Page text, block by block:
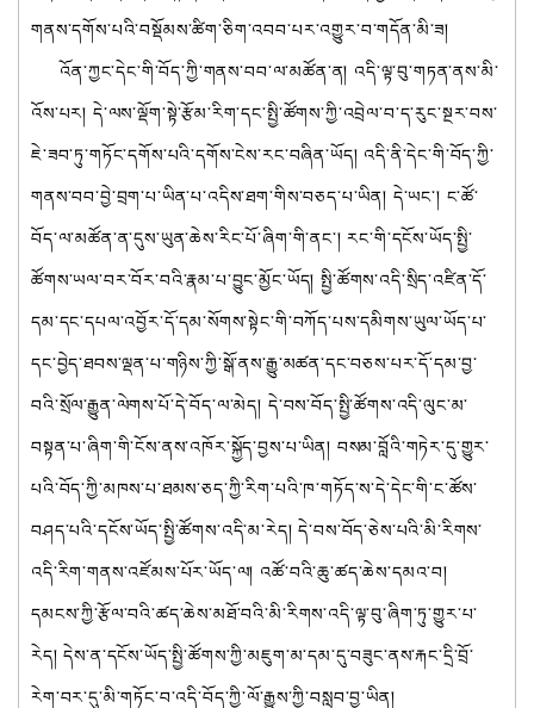
གནས་དགོས་པའི་བསྡོམས་ཚིག་ཅིག་འབབ་པར་འགྱུར་བ་གདོན་མི་ཟ།
འོན་ཀྱང་དེང་གི་བོད་ཀྱི་གནས་བབ་ལ་མཚོན་ན། འདི་ལྟ་བུ་གཏན་ནས་མི་
འོས་པར། དེ་ལས་ལྡོག་སྟེ་རྩོམ་རིག་དང་སྤྱི་ཚོགས་ཀྱི་འབྲེལ་བ་ད་རུང་སྔར་བས་
ཇེ་ཟབ་ཏུ་གཏོང་དགོས་པའི་དགོས་ངེས་རང་བཞིན་ཡོད། འདི་ནི་དེང་གི་བོད་ཀྱི་
གནས་བབ་བྱེ་བྲག་པ་ཡིན་པ་འདིས་ཐག་གིས་བཅད་པ་ཡིན། དེ་ཡང་། ང་ཚོ་
བོད་ལ་མཚོན་ན་དུས་ཡུན་ཆེས་རིང་པོ་ཞིག་གི་ནང་། རང་གི་དངོས་ཡོད་སྤྱི་
ཚོགས་ཡལ་བར་བོར་བའི་རྣམ་པ་བྱུང་མྱོང་ཡོད། སྤྱི་ཚོགས་འདི་སྲིད་འཛིན་དོ་
དམ་དང་དཔལ་འབྱོར་དོ་དམ་སོགས་སྟེང་གི་བཀོད་པས་དམིགས་ཡུལ་ཡོད་པ་
དང་བྱེད་ཐབས་ལྡན་པ་གཉིས་ཀྱི་སྒོ་ནས་རྒྱུ་མཚན་དང་བཅས་པར་དོ་དམ་བྱ་
བའི་སྲོལ་རྒྱུན་ལེགས་པོ་དེ་བོད་ལ་མེད། དེ་བས་བོད་སྤྱི་ཚོགས་འདི་ལུང་མ་
བསྟན་པ་ཞིག་གི་ངོས་ནས་འཁོར་སྐྱོད་བྱས་པ་ཡིན། བསམ་བློའི་གཏེར་དུ་གྱུར་
པའི་བོད་ཀྱི་མཁས་པ་ཐམས་ཅད་ཀྱི་རིག་པའི་ཁ་གཏོད་ས་དེ་དེང་གི་ང་ཚོས་
བཤད་པའི་དངོས་ཡོད་སྤྱི་ཚོགས་འདི་མ་རེད། དེ་བས་བོད་ཅེས་པའི་མི་རིགས་
འདི་རིག་གནས་འཛོམས་པོར་ཡོད་ལ། འཚོ་བའི་ཆུ་ཚད་ཆེས་དམའ་བ།
དམངས་ཀྱི་རྩོལ་བའི་ཚད་ཆེས་མཐོ་བའི་མི་རིགས་འདི་ལྟ་བུ་ཞིག་ཏུ་གྱུར་པ་
རེད། དེས་ན་དངོས་ཡོད་སྤྱི་ཚོགས་ཀྱི་མཇུག་མ་དམ་དུ་བཟུང་ནས་རྐང་དྲི་བྲོ་
རེག་བར་དུ་མི་གཏོང་བ་འདི་བོད་ཀྱི་ལོ་རྒྱུས་ཀྱི་བསླབ་བྱ་ཡིན།